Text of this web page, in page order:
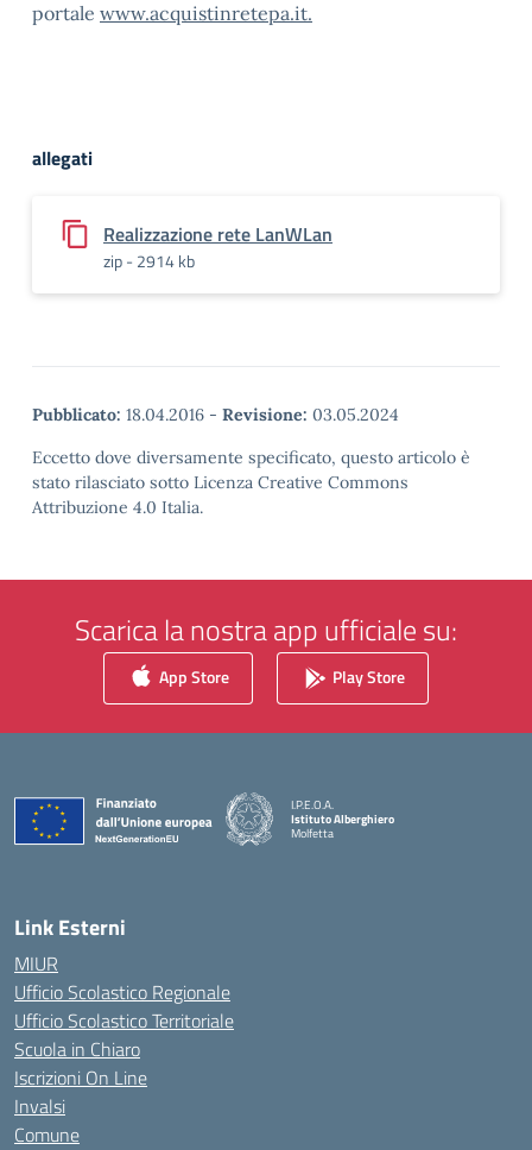
portale www.acquistinretepa.it.
allegati
Realizzazione rete LanWLan
zip - 2914 kb
Pubblicato: 18.04.2016 - Revisione: 03.05.2024
Eccetto dove diversamente specificato, questo articolo è
stato rilasciato sotto Licenza Creative Commons
Attribuzione 4.0 Italia.
Scarica la nostra app ufficiale su:
App Store Play Store
I.P.E.O.A.
Istituto Alberghiero
Molfetta
Link Esterni
MIUR
Ufficio Scolastico Regionale
Ufficio Scolastico Territoriale
Scuola in Chiaro
Iscrizioni On Line
Invalsi
Comune